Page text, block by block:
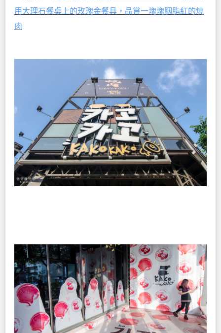
用大理石餐桌上的玫瑰金餐具，品嘗一塊塊胭脂紅的燒
肉